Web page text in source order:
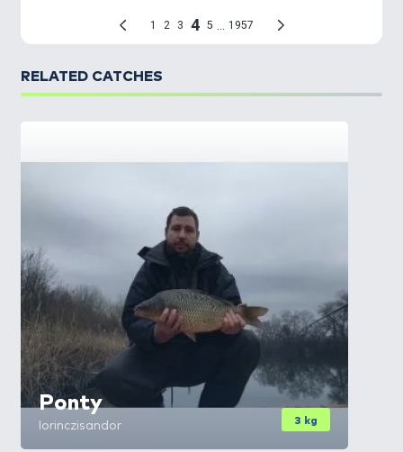
RELATED CATCHES
Ponty
lorinczisandor 3 kg